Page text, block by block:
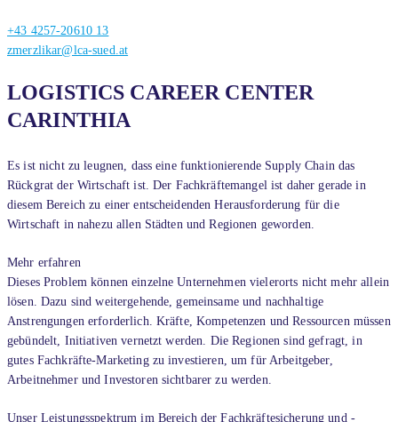
+43 4257-20610 13
zmerzlikar@lca-sued.at
LOGISTICS CAREER CENTER
CARINTHIA
Es ist nicht zu leugnen, dass eine funktionierende Supply Chain das
Rückgrat der Wirtschaft ist. Der Fachkräftemangel ist daher gerade in
diesem Bereich zu einer entscheidenden Herausforderung für die
Wirtschaft in nahezu allen Städten und Regionen geworden.
Mehr erfahren
Dieses Problem können einzelne Unternehmen vielerorts nicht mehr allein
lösen. Dazu sind weitergehende, gemeinsame und nachhaltige
Anstrengungen erforderlich. Kräfte, Kompetenzen und Ressourcen müssen
gebündelt, Initiativen vernetzt werden. Die Regionen sind gefragt, in
gutes Fachkräfte-Marketing zu investieren, um für Arbeitgeber,
Arbeitnehmer und Investoren sichtbarer zu werden.
Unser Leistungsspektrum im Bereich der Fachkräftesicherung und -